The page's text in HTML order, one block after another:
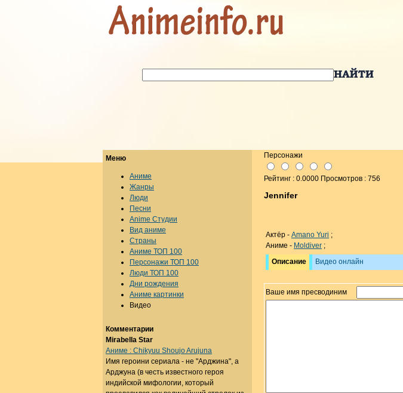
Персонажи
Рейтинг : 0.0000 Просмотров : 756
Jennifer
Актёр - Amano Yuri ;
Аниме - Moldiver ;
Описание
Видео онлайн
Ваше имя пресводиним
Меню
Аниме
Жанры
Люди
Песни
Anime Студии
Вид аниме
Страны
Аниме ТОП 100
Персонажи ТОП 100
Люди ТОП 100
Дни рождения
Аниме картинки
Видео
Комментарии
Mirabella Star
Аниме : Chikyuu Shoujo Arujuna
Имя героини сериала - не "Арджина", а
Арджуна (в честь известного героя
индийской мифологии, который